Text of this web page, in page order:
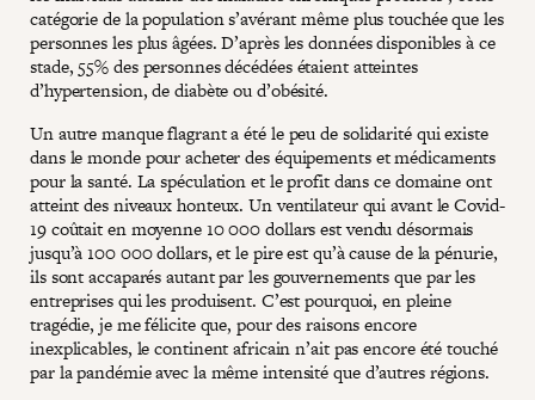
catégorie de la population s’avérant même plus touchée que les
personnes les plus âgées. D’après les données disponibles à ce
stade, 55% des personnes décédées étaient atteintes
d’hypertension, de diabète ou d’obésité.
Un autre manque flagrant a été le peu de solidarité qui existe
dans le monde pour acheter des équipements et médicaments
pour la santé. La spéculation et le profit dans ce domaine ont
atteint des niveaux honteux. Un ventilateur qui avant le Covid-
19 coûtait en moyenne 10 000 dollars est vendu désormais
jusqu’à 100 000 dollars, et le pire est qu’à cause de la pénurie,
ils sont accaparés autant par les gouvernements que par les
entreprises qui les produisent. C’est pourquoi, en pleine
tragédie, je me félicite que, pour des raisons encore
inexplicables, le continent africain n’ait pas encore été touché
par la pandémie avec la même intensité que d’autres régions.